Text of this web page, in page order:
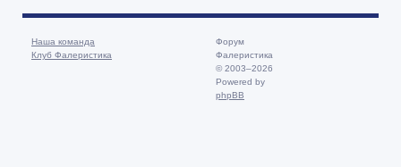
Наша команда
Клуб Фалеристика
Форум
Фалеристика
© 2003–2026
Powered by
phpBB